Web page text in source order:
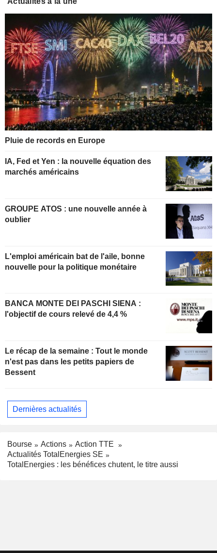
Pluie de records en Europe
IA, Fed et Yen : la nouvelle équation des
marchés américains
GROUPE ATOS : une nouvelle année à
oublier
L'emploi américain bat de l'aile, bonne
nouvelle pour la politique monétaire
BANCA MONTE DEI PASCHI SIENA :
l'objectif de cours relevé de 4,4 %
Le récap de la semaine : Tout le monde
n'est pas dans les petits papiers de
Bessent
Dernières actualités
Bourse Actions
Action TTE
Actualités TotalEnergies SE
TotalEnergies : les bénéfices chutent, le titre aussi